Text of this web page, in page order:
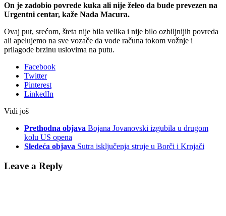
On je zadobio povrede kuka ali nije želeo da bude prevezen na
Urgentni centar, kaže Nada Macura.
Ovaj put, srećom, šteta nije bila velika i nije bilo ozbiljnijih povreda
ali apelujemo na sve vozače da vode računa tokom vožnje i
prilagode brzinu uslovima na putu.
Facebook
Twitter
Pinterest
LinkedIn
Vidi još
Prethodna objava Bojana Jovanovski izgubila u drugom
kolu US opena
Sledeća objava Sutra isključenja struje u Borči i Krnjači
Leave a Reply